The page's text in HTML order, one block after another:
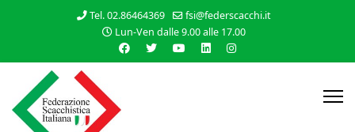
Tel. 02.86464369
fsi@federscacchi.it
Lun-Ven dalle 9.00 alle 17.00